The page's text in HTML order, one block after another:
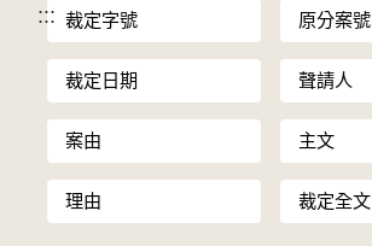
::: 裁定字號 原分案號
裁定日期 聲請人
案由 主文
理由 裁定全文